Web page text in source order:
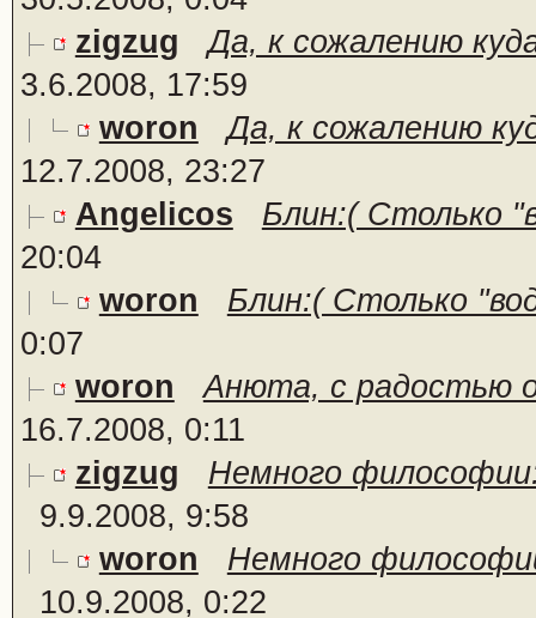
zigzug
Да, к сожалению
3.6.2008, 17:59
woron
Да, к сожалению
12.7.2008, 23:27
Angelicos
Блин:( Столько
20:04
woron
Блин:( Столько
0:07
woron
Анюта, с радостью
16.7.2008, 0:11
zigzug
Немного
9.9.2008, 9:58
woron
Немного
10.9.2008, 0:22